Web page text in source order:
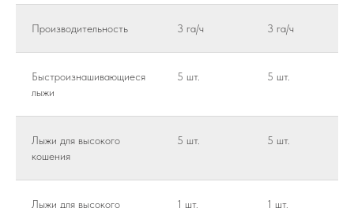
Производительность 3 га/ч 3 га/ч
Быстроизнашивающиеся
лыжи
5 шт. 5 шт.
Лыжи для высокого
кошения
5 шт. 5 шт.
Лыжи для высокого
1 шт. 1 шт.